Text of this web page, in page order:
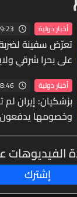
أخبار دولية
تعرّض سفينة
على بحرا شرقي
أخبار دولية
بزشكيان: إيران لم
وخصومها يدفعون
إشترك